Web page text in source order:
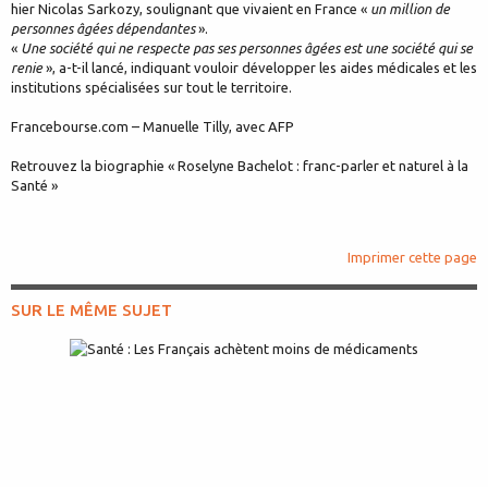
hier Nicolas Sarkozy, soulignant que vivaient en France « un million de
personnes âgées dépendantes».
« Une société qui ne respecte pas ses personnes âgées est une société qui se
renie», a-t-il lancé, indiquant vouloir développer les aides médicales et les
institutions spécialisées sur tout le territoire.
Francebourse.com – Manuelle Tilly, avec AFP
Retrouvez la biographie « Roselyne Bachelot : franc-parler et naturel à la
Santé »
Imprimer cette page
SUR LE MÊME SUJET